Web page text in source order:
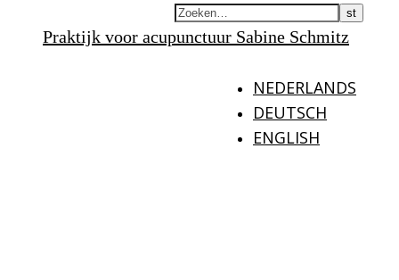
Praktijk voor acupunctuur Sabine Schmitz
NEDERLANDS
DEUTSCH
ENGLISH